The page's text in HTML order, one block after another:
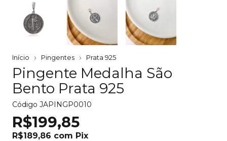
Início Pingentes Prata 925
Pingente Medalha São
Bento Prata 925
Código JAPINGP0010
R$199,85
R$189,86 com Pix